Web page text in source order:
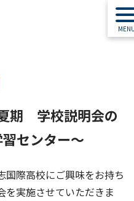
期 学校説明会の
センター～
国際高校にご興味をお持ち
を実施させていただきま